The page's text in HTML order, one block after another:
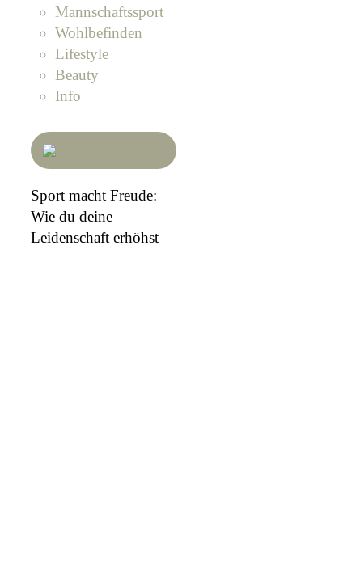
Mannschaftssport
Wohlbefinden
Lifestyle
Beauty
Info
Sport macht Freude:
Wie du deine
Leidenschaft erhöhst